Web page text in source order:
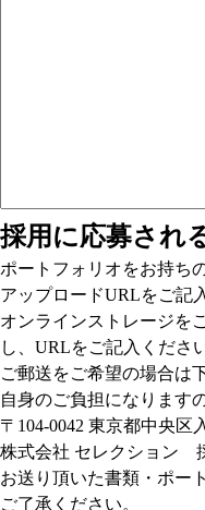
採用に応募され
ポートフォリオをお持ち
アップロードURLをご記
オンラインストレージを
し、URLをご記入くださ
ご郵送をご希望の場合は
自身のご負担になります
〒104-0042 東京都中央区
株式会社 セレクション
お送り頂いた書類・ポー
ご了承ください。